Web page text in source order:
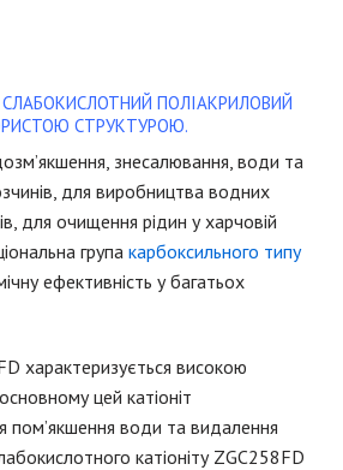
СЛАБОКИСЛОТНИЙ ПОЛІАКРИЛОВИЙ
СТРУКТУРОЮ.
знесалювання, води та
для виробництва водних
для очищення рідин у харчовій
група карбоксильного типу
ефективність у багатьох
характеризується високою
цей катіоніт
пом’якшення води та видалення
катіоніту ZGC258FD